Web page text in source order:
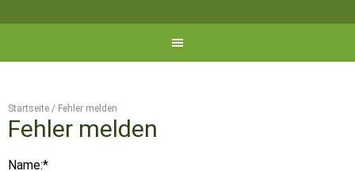
Startseite / Fehler melden
Fehler melden
Name:*